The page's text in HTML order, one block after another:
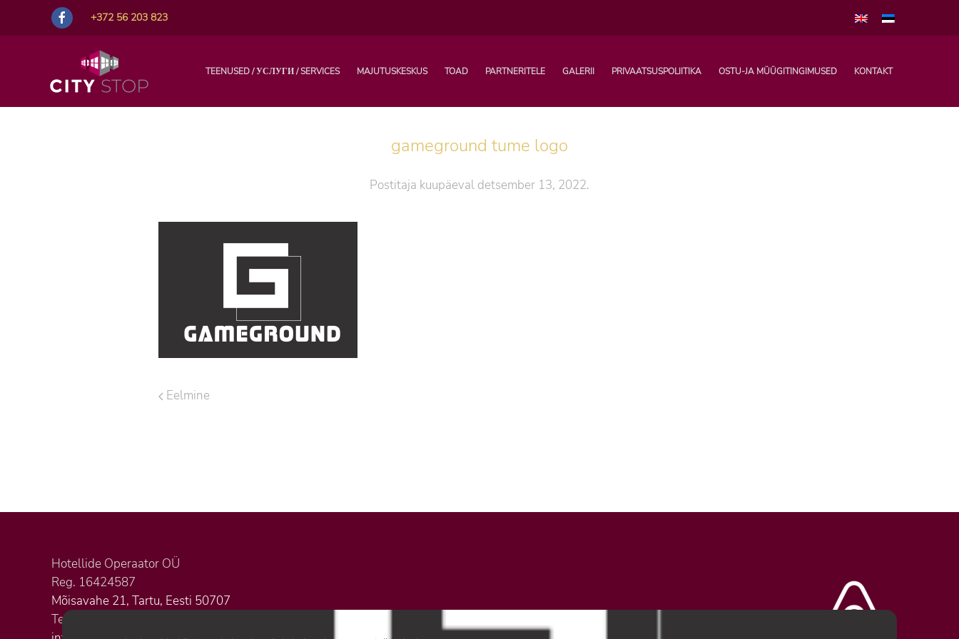
+372 56 203 823
TEENUSED / УСЛУГИ / SERVICES MAJUTUSKESKUS TOAD PARTNERITELE GALERII PRIVAATSUSPOLIITIKA OSTU-JA MÜÜGITINGIMUSED KONTAKT
gameground tume logo
Postitaja kuupäeval detsember 13, 2022.
Eelmine
Hotellide Operaator OÜ
Reg. 16424587
Mõisavahe 21, Tartu, Eesti 50707
Tel. +372 5620 3823